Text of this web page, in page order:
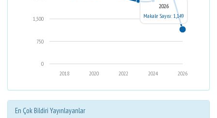
0
750
1,500
2026
2024
2022
2020
2018
2026
Makale Sayısı: 1,149
En Çok Bildiri Yayınlayanlar